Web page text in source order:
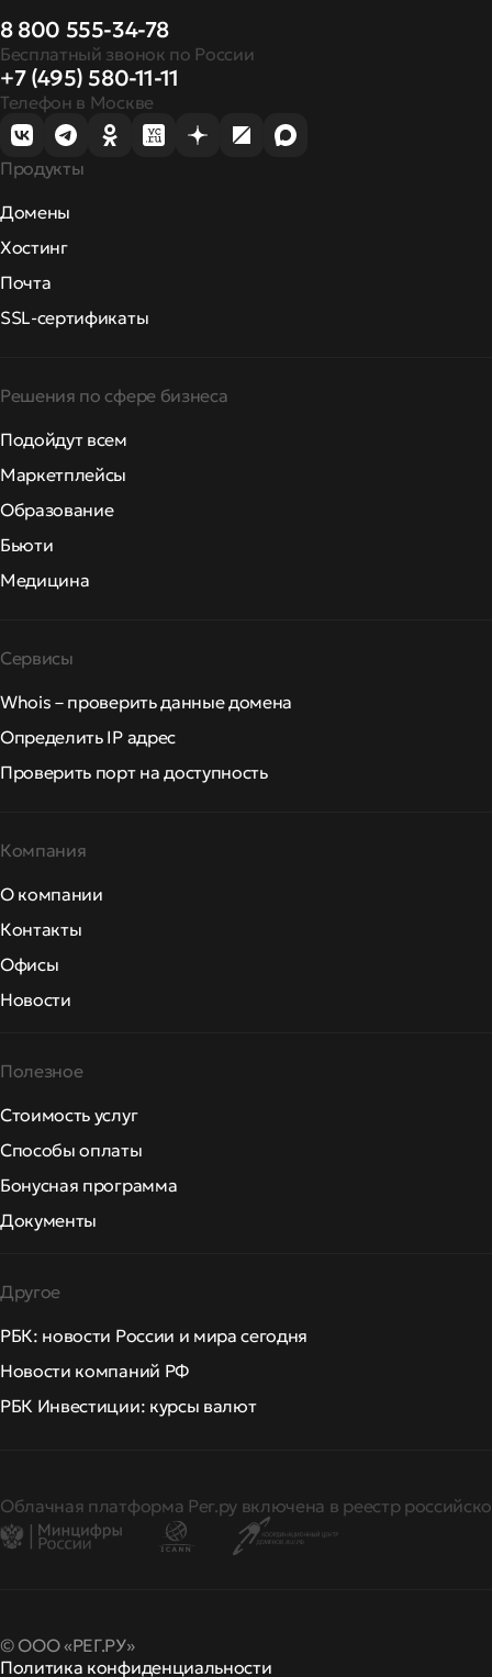
8 800 555-34-78
Бесплатный звонок по России
+7 (495) 580-11-11
Телефон в Москве
Продукты
Домены
Хостинг
Почта
SSL-сертификаты
Решения по сфере бизнеса
Подойдут всем
Маркетплейсы
Образование
Бьюти
Медицина
Сервисы
Whois – проверить данные домена
Определить IP адрес
Проверить порт на доступность
Компания
О компании
Контакты
Офисы
Новости
Полезное
Стоимость услуг
Способы оплаты
Бонусная программа
Документы
Другое
РБК: новости России и мира сегодня
Новости компаний РФ
РБК Инвестиции: курсы валют
Облачная платформа Рег.ру включена в реестр
© ООО «РЕГ.РУ»
Политика конфиденциальности